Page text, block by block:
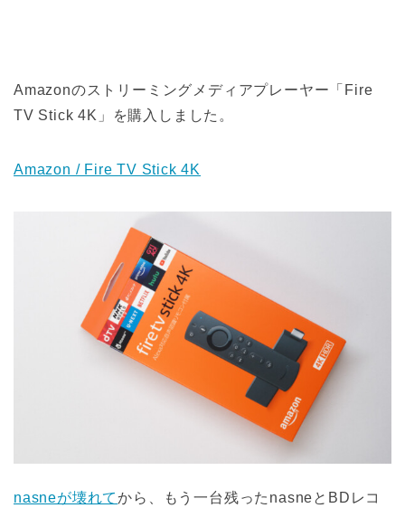
Amazonのストリーミングメディアプレーヤー「Fire
TV Stick 4K」を購入しました。
Amazon / Fire TV Stick 4K
nasneが壊れてから、もう一台残ったnasneとBDレコ